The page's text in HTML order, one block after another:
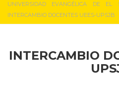
UNIVERSIDAD EVANGÉLICA DE EL
INTERCAMBIO DOCENTES UEES-UPSJB
INTERCAMBIO